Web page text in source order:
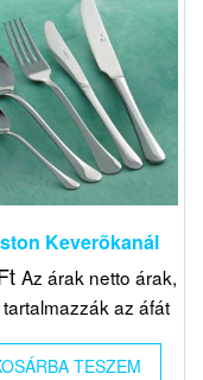
Keverõkanál
Az árak netto árak,
az áfát
TESZEM